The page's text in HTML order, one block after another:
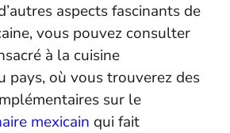
aspects fascinants de
vous pouvez consulter
à la cuisine
pays, où vous trouverez des
sur le
mexicain qui fait